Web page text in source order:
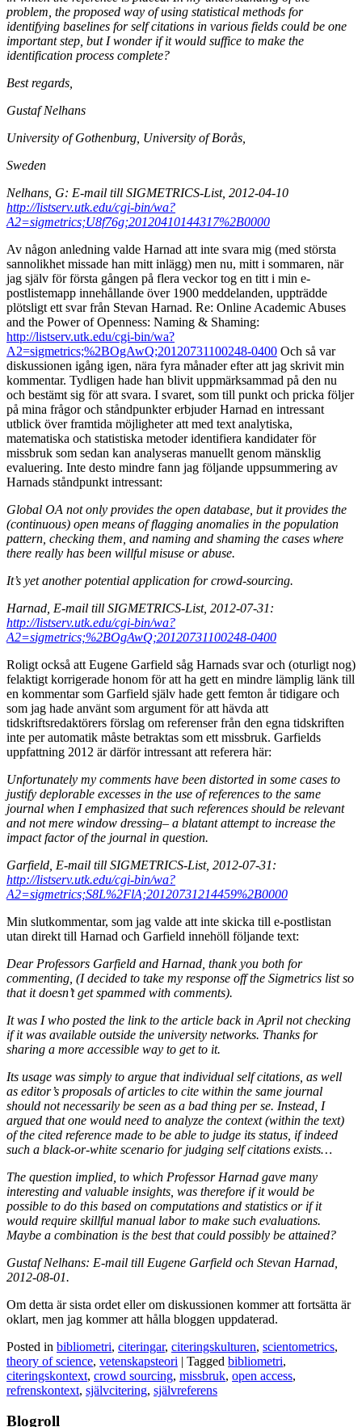
problem, the proposed way of using statistical methods for
identifying baselines for self citations in various fields could be one
important step, but I wonder if it would suffice to make the
identification process complete?
Best regards,
Gustaf Nelhans
University of Gothenburg, University of Borås,
Sweden
Nelhans, G: E-mail till SIGMETRICS-List, 2012-04-10
http://listserv.utk.edu/cgi-bin/wa?
A2=sigmetrics;U8f76g;20120410144317%2B0000
Av någon anledning valde Harnad att inte svara mig (med största
sannolikhet missade han mitt inlägg) men nu, mitt i sommaren, när
jag själv för första gången på flera veckor tog en titt i min e-
postlistemapp innehållande över 1900 meddelanden, uppträdde
plötsligt ett svar från Stevan Harnad. Re: Online Academic Abuses
and the Power of Openness: Naming & Shaming:
http://listserv.utk.edu/cgi-bin/wa?
A2=sigmetrics;%2BOgAwQ;20120731100248-0400 Och så var
diskussionen igång igen, nära fyra månader efter att jag skrivit min
kommentar. Tydligen hade han blivit uppmärksammad på den nu
och bestämt sig för att svara. I svaret, som till punkt och pricka följer
på mina frågor och ståndpunkter erbjuder Harnad en intressant
utblick över framtida möjligheter att med text analytiska,
matematiska och statistiska metoder identifiera kandidater för
missbruk som sedan kan analyseras manuellt genom mänsklig
evaluering. Inte desto mindre fann jag följande uppsummering av
Harnads ståndpunkt intressant:
Global OA not only provides the open database, but it provides the
(continuous) open means of flagging anomalies in the population
pattern, checking them, and naming and shaming the cases where
there really has been willful misuse or abuse.
It’s yet another potential application for crowd-sourcing.
Harnad, E-mail till SIGMETRICS-List, 2012-07-31:
http://listserv.utk.edu/cgi-bin/wa?
A2=sigmetrics;%2BOgAwQ;20120731100248-0400
Roligt också att Eugene Garfield såg Harnads svar och (oturligt nog)
felaktigt korrigerade honom för att ha gett en mindre lämplig länk till
en kommentar som Garfield själv hade gett femton år tidigare och
som jag hade använt som argument för att hävda att
tidskriftsredaktörers förslag om referenser från den egna tidskriften
inte per automatik måste betraktas som ett missbruk. Garfields
uppfattning 2012 är därför intressant att referera här:
Unfortunately my comments have been distorted in some cases to
justify deplorable excesses in the use of references to the same
journal when I emphasized that such references should be relevant
and not mere window dressing– a blatant attempt to increase the
impact factor of the journal in question.
Garfield, E-mail till SIGMETRICS-List, 2012-07-31:
http://listserv.utk.edu/cgi-bin/wa?
A2=sigmetrics;S8L%2FlA;20120731214459%2B0000
Min slutkommentar, som jag valde att inte skicka till e-postlistan
utan direkt till Harnad och Garfield innehöll följande text:
Dear Professors Garfield and Harnad, thank you both for
commenting, (I decided to take my response off the Sigmetrics list so
that it doesn’t get spammed with comments).
It was I who posted the link to the article back in April not checking
if it was available outside the university networks. Thanks for
sharing a more accessible way to get to it.
Its usage was simply to argue that individual self citations, as well
as editor’s proposals of articles to cite within the same journal
should not necessarily be seen as a bad thing per se. Instead, I
argued that one would need to analyze the context (within the text)
of the cited reference made to be able to judge its status, if indeed
such a black-or-white scenario for judging self citations exists…
The question implied, to which Professor Harnad gave many
interesting and valuable insights, was therefore if it would be
possible to do this based on computations and statistics or if it
would require skillful manual labor to make such evaluations.
Maybe a combination is the best that could possibly be attained?
Gustaf Nelhans: E-mail till Eugene Garfield och Stevan Harnad,
2012-08-01.
Om detta är sista ordet eller om diskussionen kommer att fortsätta är
oklart, men jag kommer att hålla bloggen uppdaterad.
Posted in bibliometri, citeringar, citeringskulturen, scientometrics,
theory of science, vetenskapsteori | Tagged bibliometri,
citeringskontext, crowd sourcing, missbruk, open access,
refrenskontext, självcitering, självreferens
Blogroll